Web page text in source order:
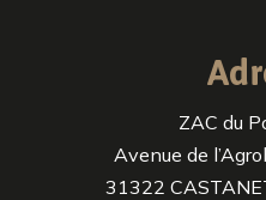
ZAC du
Avenue de
31322